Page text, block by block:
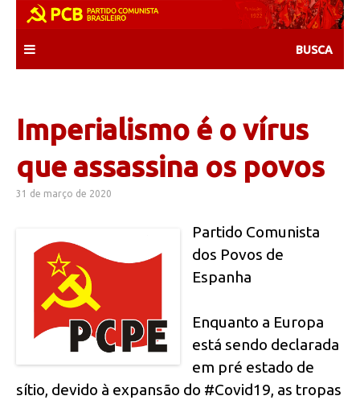
content
Imperialismo é o vírus
que assassina os povos
31 de março de 2020
Partido Comunista
dos Povos de
Espanha
Enquanto a Europa
está sendo declarada
em pré estado de
sítio, devido à expansão do #Covid19, as tropas